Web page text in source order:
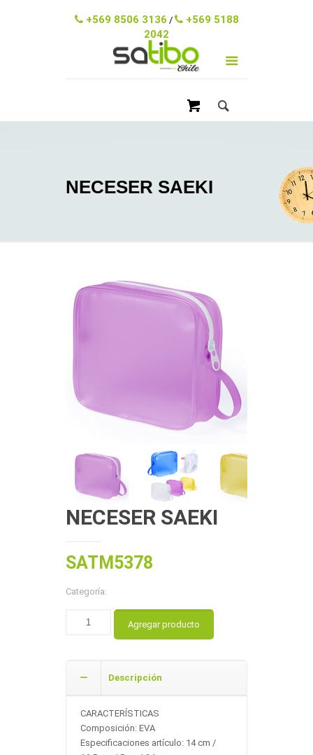
+569 8506 3136 /
+569 5188
2042
NECESER SAEKI
NECESER SAEKI
SATM5378
Categoría:
Agregar producto
Descripción
CARACTERÍSTICAS
Composición: EVA
Especificaciones artículo: 14 cm /